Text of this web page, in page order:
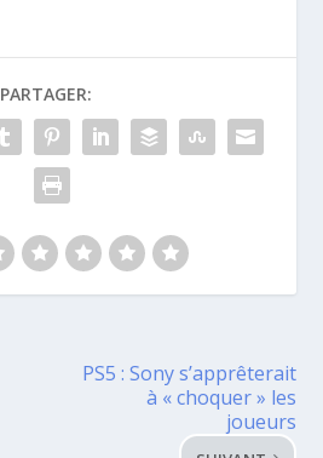
PARTAGER:
PS5 : Sony s’apprêterait
à « choquer » les
joueurs